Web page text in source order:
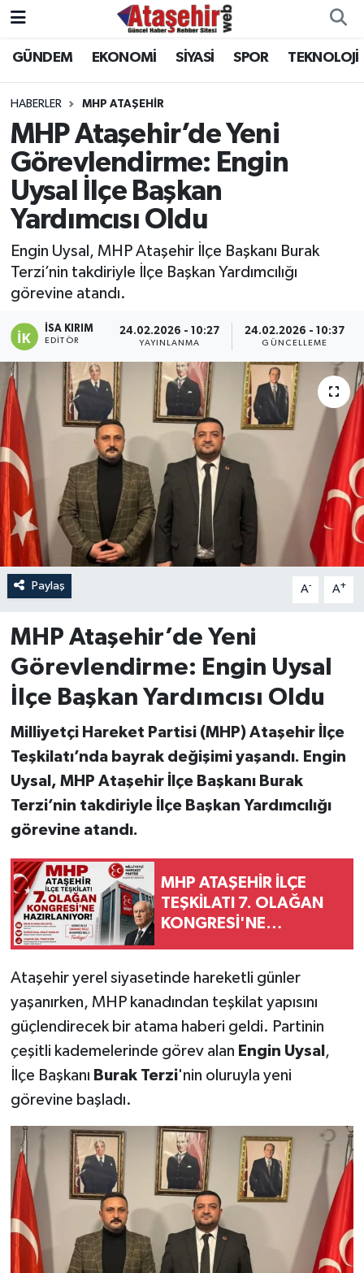
GÜNDEM EKONOMİ SİYASİ SPOR TEKNOLOJİ
HABERLER MHP ATAŞEHİR
MHP Ataşehir’de Yeni
Görevlendirme: Engin
Uysal İlçe Başkan
Yardımcısı Oldu
Engin Uysal, MHP Ataşehir İlçe Başkanı Burak
Terzi’nin takdiriyle İlçe Başkan Yardımcılığı
görevine atandı.
İSA KIRIM
EDITÖR
24.02.2026 - 10:27
YAYINLANMA
24.02.2026 - 10:37
GÜNCELLEME
Paylaş A- A+
MHP Ataşehir’de Yeni
Görevlendirme: Engin Uysal
İlçe Başkan Yardımcısı Oldu
Milliyetçi Hareket Partisi (MHP) Ataşehir İlçe
Teşkilatı’nda bayrak değişimi yaşandı. Engin
Uysal, MHP Ataşehir İlçe Başkanı Burak
Terzi’nin takdiriyle İlçe Başkan Yardımcılığı
görevine atandı.
MHP ATAŞEHİR İLÇE
TEŞKİLATI 7. OLAĞAN
KONGRESİ'NE
Ataşehir yerel siyasetinde hareketli günler
yaşanırken, MHP kanadından teşkilat yapısını
güçlendirecek bir atama haberi geldi. Partinin
çeşitli kademelerinde görev alan Engin Uysal ,
İlçe Başkanı Burak Terzi'nin oluruyla yeni
görevine başladı.
Hava Durumu
Trafik Durumu
Süper Lig Puan Durumu ve Fikstür
Tüm Manşetler
Son Dakika Haberleri
Haber Arşivi